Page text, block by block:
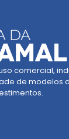
comercial,
de modelos